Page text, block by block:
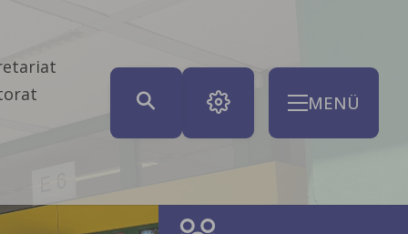
MENÜ